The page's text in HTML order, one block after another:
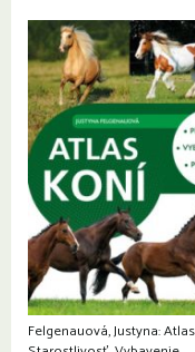
Felgenauová, Justyna: